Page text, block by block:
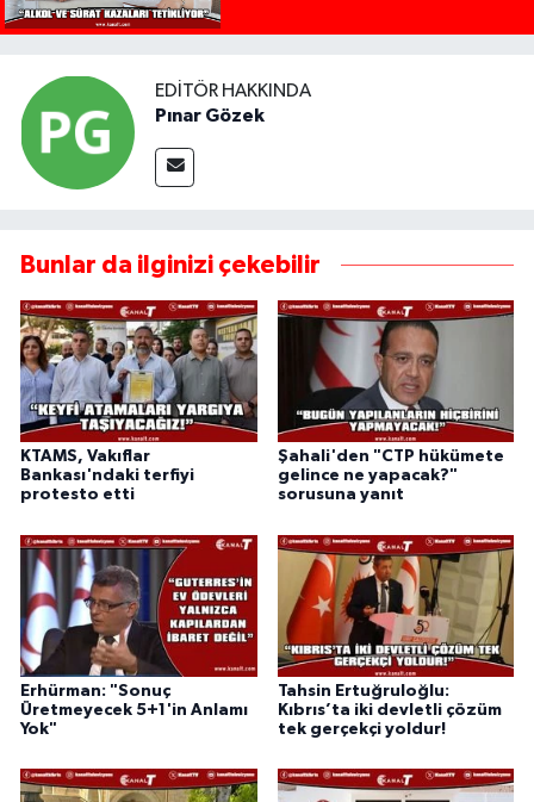
EDITÖR HAKKINDA
Pınar Gözek
Bunlar da ilginizi çekebilir
KTAMS, Vakıflar
Bankası'ndaki terfiyi
protesto etti
Şahali'den "CTP hükümete
gelince ne yapacak?"
sorusuna yanıt
Erhürman: "Sonuç
Üretmeyecek 5+1'in Anlamı
Yok"
Tahsin Ertuğruloğlu:
Kıbrıs’ta iki devletli çözüm
tek gerçekçi yoldur!